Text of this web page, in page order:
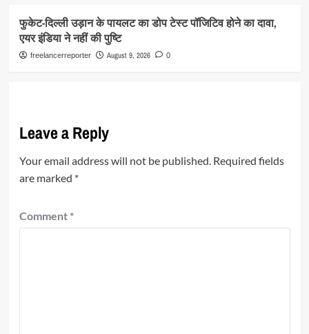
फुकेट-दिल्ली उड़ान के पायलट का डोप टेस्ट पॉजिटिव होने का दावा,
एयर इंडिया ने नहीं की पुष्टि
freelancerreporter August 9, 2026 0
Leave a Reply
Your email address will not be published. Required fields
are marked *
Comment *